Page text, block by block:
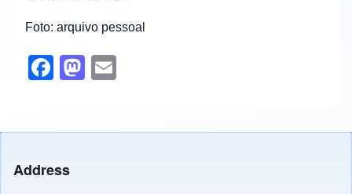
Foto: arquivo pessoal
F
a
e
b
M
a
o
Address